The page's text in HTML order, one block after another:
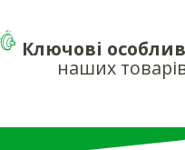
Ключові
наших